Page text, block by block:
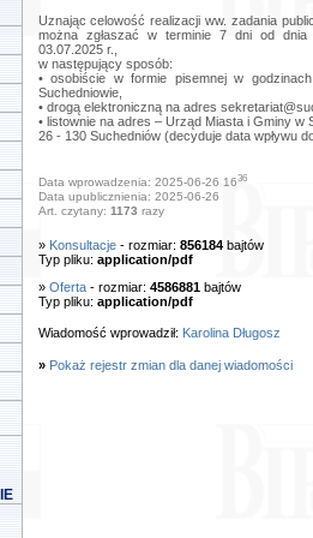
Uznając celowość realizacji ww. zadania
można zgłaszać w terminie 7 dni od
03.07.2025 r.,
w następujący sposób:
• osobiście w formie pisemnej w
Suchedniowie,
• drogą elektroniczną na adres
• listownie na adres – Urząd Miasta i Gminy w
26 - 130 Suchedniów (decyduje data wpływu
Data wprowadzenia: 2025-06-26 1636
Data upublicznienia: 2025-06-26
Art. czytany: 1173 razy
» Konsultacje- rozmiar: 856184bajtów
Typ pliku: application/pdf
» Oferta- rozmiar: 4586881bajtów
Typ pliku: application/pdf
Wiadomość wprowadził: Karolina Długosz
» Pokaż rejestr zmian dla danej wiadomości